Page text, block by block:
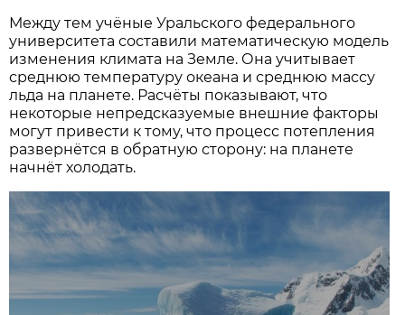
Между тем учёные Уральского федерального
университета составили математическую модель
изменения климата на Земле. Она учитывает
среднюю температуру океана и среднюю массу
льда на планете. Расчёты показывают, что
некоторые непредсказуемые внешние факторы
могут привести к тому, что процесс потепления
развернётся в обратную сторону: на планете
начнёт холодать.